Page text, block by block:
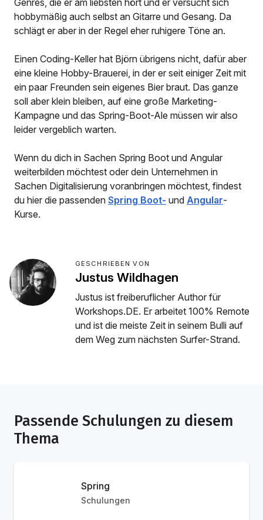
Genres, die er am liebsten hört und er versucht sich
hobbymäßig auch selbst an Gitarre und Gesang. Da
schlägt er aber in der Regel eher ruhigere Töne an.
Einen Coding-Keller hat Björn übrigens nicht, dafür aber
eine kleine Hobby-Brauerei, in der er seit einiger Zeit mit
ein paar Freunden sein eigenes Bier braut. Das ganze
soll aber klein bleiben, auf eine große Marketing-
Kampagne und das Spring-Boot-Ale müssen wir also
leider vergeblich warten.
Wenn du dich in Sachen Spring Boot und Angular
weiterbilden möchtest oder dein Unternehmen in
Sachen Digitalisierung voranbringen möchtest, findest
du hier die passenden Spring Boot- und Angular-
Kurse.
GESCHRIEBEN VON
Justus Wildhagen
Justus ist freiberuflicher Author für
Workshops.DE. Er arbeitet 100% Remote
und ist die meiste Zeit in seinem Bulli auf
dem Weg zum nächsten Surfer-Strand.
Passende Schulungen zu diesem
Thema
Spring
Schulungen